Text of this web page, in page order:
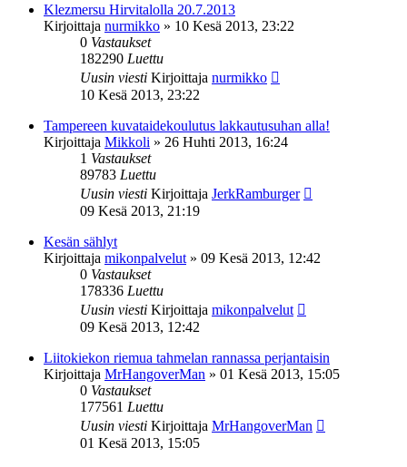
Klezmersu Hirvitalolla 20.7.2013
Kirjoittaja nurmikko » 10 Kesä 2013, 23:22
0 Vastaukset
182290 Luettu
Uusin viesti Kirjoittaja nurmikko
10 Kesä 2013, 23:22
Tampereen kuvataidekoulutus lakkautusuhan alla!
Kirjoittaja Mikkoli » 26 Huhti 2013, 16:24
1 Vastaukset
89783 Luettu
Uusin viesti Kirjoittaja JerkRamburger
09 Kesä 2013, 21:19
Kesän sählyt
Kirjoittaja mikonpalvelut » 09 Kesä 2013, 12:42
0 Vastaukset
178336 Luettu
Uusin viesti Kirjoittaja mikonpalvelut
09 Kesä 2013, 12:42
Liitokiekon riemua tahmelan rannassa perjantaisin
Kirjoittaja MrHangoverMan » 01 Kesä 2013, 15:05
0 Vastaukset
177561 Luettu
Uusin viesti Kirjoittaja MrHangoverMan
01 Kesä 2013, 15:05